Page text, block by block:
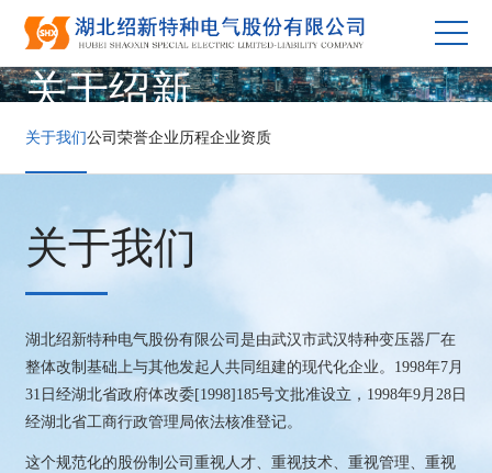
关于绍新
关于我们公司荣誉企业历程企业资质
关于我们
湖北绍新特种电气股份有限公司是由武汉市武汉特种变压器厂在
整体改制基础上与其他发起人共同组建的现代化企业。1998年7月
31日经湖北省政府体改委[1998]185号文批准设立，1998年9月28日
经湖北省工商行政管理局依法核准登记。
这个规范化的股份制公司重视人才、重视技术、重视管理、重视